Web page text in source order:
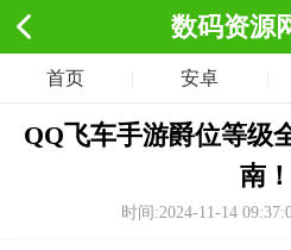
数码资源
首页 安卓
QQ飞车手游爵位等级
南！
时间:2024-11-14